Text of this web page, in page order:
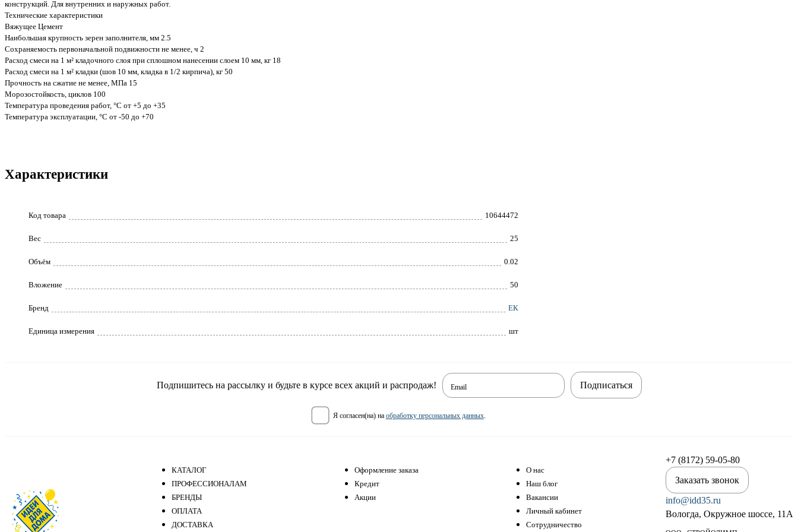
конструкций. Для внутренних и наружных работ.
Технические характеристики
Вяжущее Цемент
Наибольшая крупность зерен заполнителя, мм 2.5
Сохраняемость первоначальной подвижности не менее, ч 2
Расход смеси на 1 м² кладочного слоя при сплошном нанесении слоем 10 мм, кг 18
Расход смеси на 1 м² кладки (шов 10 мм, кладка в 1/2 кирпича), кг 50
Прочность на сжатие не менее, МПа 15
Морозостойкость, циклов 100
Температура проведения работ, °С от +5 до +35
Температура эксплуатации, °С от -50 до +70
Характеристики
Код товара 10644472
Вес 25
Объём 0.02
Вложение 50
Бренд ЕК
Единица измерения шт
Подпишитесь на рассылку и будьте в курсе всех акций и распродаж! Email
я согласен(на) на обработку персональных данных.
Подписаться
КАТАЛОГ
ПРОФЕССИОНАЛАМ
БРЕНДЫ
ОПЛАТА
ДОСТАВКА
Оформление заказа
Кредит
Акции
О нас
Наш блог
Вакансии
Личный кабинет
Сотрудничество
+7 (8172) 59-05-80
Заказать звонок
info@idd35.ru
Вологда, Окружное шоссе, 11А